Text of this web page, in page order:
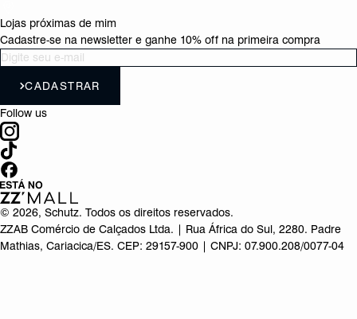
Lojas próximas de mim
Cadastre-se na newsletter e ganhe 10% off na primeira compra
CADASTRAR
Follow us
© 2026, Schutz. Todos os direitos reservados.
ZZAB Comércio de Calçados Ltda. | Rua África do Sul, 2280. Padre
Mathias, Cariacica/ES. CEP: 29157-900 | CNPJ: 07.900.208/0077-04